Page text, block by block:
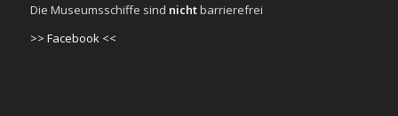
Die Museumsschiffe sind nichtbarrierefrei
>> Facebook <<